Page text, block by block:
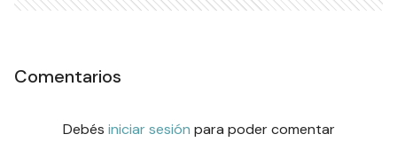
Comentarios
Debés iniciar sesión para poder comentar